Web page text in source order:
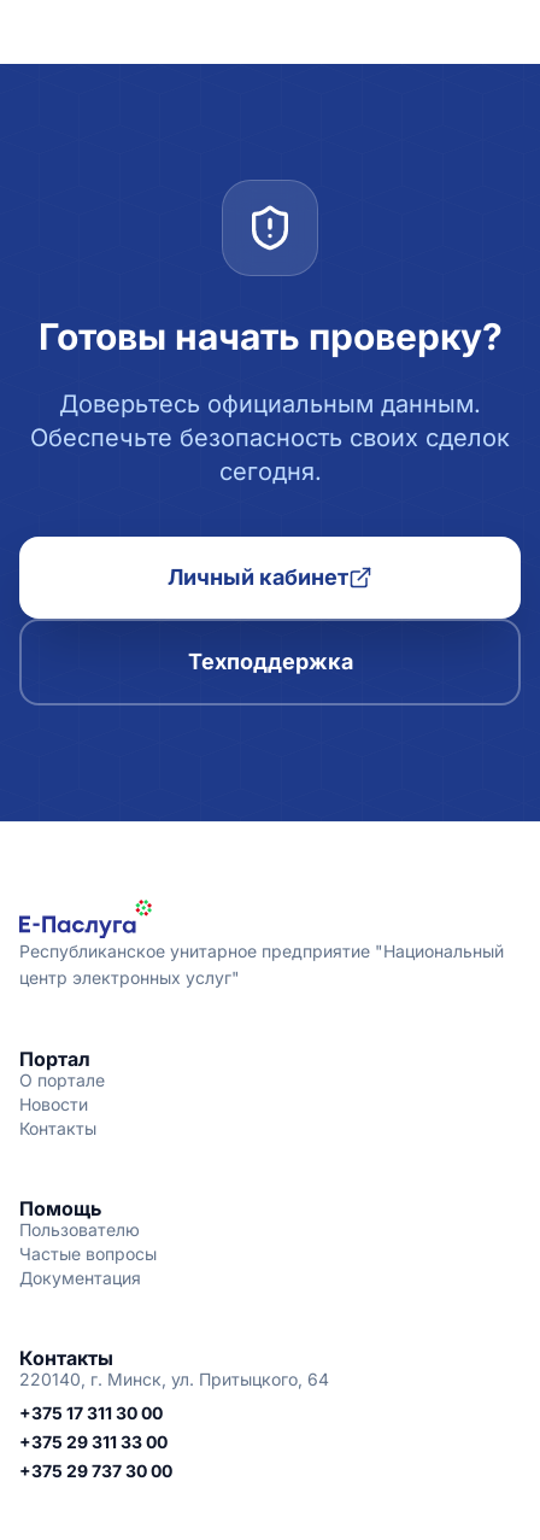
Готовы начать проверку?
Доверьтесь официальным данным.
Обеспечьте безопасность своих сделок
сегодня.
Личный кабинет
Техподдержка
Республиканское унитарное предприятие "Национальный
центр электронных услуг"
Портал
О портале
Новости
Контакты
Помощь
Пользователю
Частые вопросы
Документация
Контакты
220140, г. Минск, ул. Притыцкого, 64
+375 17 311 30 00
+375 29 311 33 00
+375 29 737 30 00